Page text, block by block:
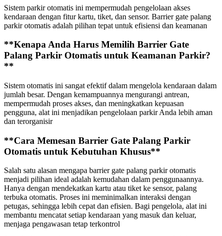
Sistem parkir otomatis ini mempermudah pengelolaan akses
kendaraan dengan fitur kartu, tiket, dan sensor. Barrier gate palang
parkir otomatis adalah pilihan tepat untuk efisiensi dan keamanan
**Kenapa Anda Harus Memilih Barrier Gate
Palang Parkir Otomatis untuk Keamanan Parkir?
**
Sistem otomatis ini sangat efektif dalam mengelola kendaraan dalam
jumlah besar. Dengan kemampuannya mengurangi antrean,
mempermudah proses akses, dan meningkatkan kepuasan
pengguna, alat ini menjadikan pengelolaan parkir Anda lebih aman
dan terorganisir
**Cara Memesan Barrier Gate Palang Parkir
Otomatis untuk Kebutuhan Khusus**
Salah satu alasan mengapa barrier gate palang parkir otomatis
menjadi pilihan ideal adalah kemudahan dalam penggunaannya.
Hanya dengan mendekatkan kartu atau tiket ke sensor, palang
terbuka otomatis. Proses ini meminimalkan interaksi dengan
petugas, sehingga lebih cepat dan efisien. Bagi pengelola, alat ini
membantu mencatat setiap kendaraan yang masuk dan keluar,
menjaga pengawasan tetap terkontrol